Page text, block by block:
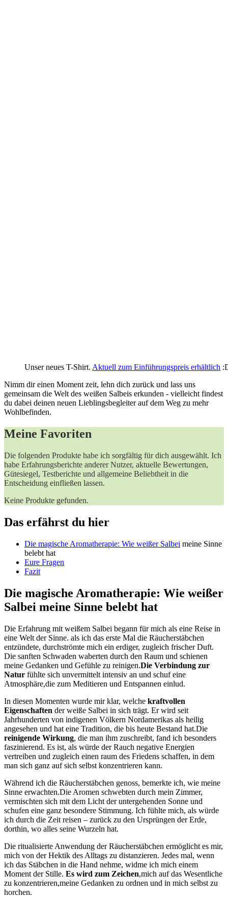
Unser neues T-Shirt. Aktuell zum Einführungspreis erhältlich
Nimm⁢ dir⁤ einen Moment⁣ zeit, lehn dich zurück und‍ lass uns ​
gemeinsam⁢ die Welt des⁤ weißen Salbeis⁢ erkunden -⁤ vielleicht ‍findest
du‍ dabei ⁤deinen neuen Lieblingsbegleiter auf‍ dem Weg zu mehr
Wohlbefinden.
Meine Favoriten
Die folgenden Produkte habe ich sorgfältig für dich ‌ausgewählt. Ich
habe Erfahrungsberichte anderer Nutzer, aktuelle Bewertungen,
‍Gütesiegel, Testberichte und⁤ allgemeine⁣ Beliebtheit ​in die
‌Entscheidung einfließen⁢ lassen.
Keine Produkte gefunden.
Das erfährst du hier
Die​ magische Aromatherapie: Wie‌ weißer Salbei meine Sinne
belebt hat
Eure Fragen
Fazit
Die magische ​Aromatherapie: Wie weißer​
Salbei meine Sinne belebt hat
Die Erfahrung mit weißem ‍Salbei begann ⁤für mich als eine ‍Reise ‍in
eine Welt der⁢ Sinne. als ich ​das erste Mal die Räucherstäbchen
‍entzündete, ⁢durchströmte ⁢mich‌ ein erdiger, ​zugleich frischer Duft.
Die⁣ sanften Schwaden waberten durch den Raum und‌ schienen
meine Gedanken und Gefühle ⁢zu reinigen.Die⁢ Verbindung ‍zur⁢
Natur fühlte sich unvermittelt intensiv an und schuf eine⁣
Atmosphäre,die‌ zum Meditieren und‌ Entspannen einlud.
In ⁣diesen Momenten ‍wurde mir klar, welche kraftvollen
Eigenschaften der ‍weiße Salbei‌ in ​sich trägt.⁢ Er⁤ wird seit
Jahrhunderten von ‌indigenen Völkern Nordamerikas als ⁣heilig
angesehen und hat eine Tradition, ⁤die ​bis heute Bestand hat.Die
reinigende Wirkung, die man ihm zuschreibt, fand ich besonders
faszinierend. ‍Es ist, ⁣als würde der⁣ Rauch negative ⁣Energien
⁤vertreiben und zugleich einen raum des Friedens schaffen, ‍in ⁤dem
man ⁢sich‍ ganz​ auf sich selbst konzentrieren kann.
Während ich⁤ die ​Räucherstäbchen genoss,‍ bemerkte‌ ich, ⁢wie meine
Sinne erwachten.Die⁣ Aromen schwebten durch mein Zimmer,‌
vermischten sich mit dem Licht der‍ untergehenden Sonne und
schufen eine ganz‌ besondere Stimmung. Ich fühlte mich,⁤ als würde
ich⁤ durch die Zeit reisen – zurück⁤ zu den Ursprüngen der Erde,
⁢dorthin, wo alles seine⁤ Wurzeln hat.
Die ritualisierte Anwendung der Räucherstäbchen ermöglicht⁤ es mir,
mich von⁤ der Hektik ​des Alltags zu distanzieren.‍ Jedes ⁣mal, ‍wenn
ich das​ Stäbchen ⁢in die⁤ Hand⁤ nehme, widme ich mich einem
Moment der Stille. Es wird ⁤zum‍ Zeichen,mich‍ auf‌ das‍ Wesentliche
zu konzentrieren,meine‌ Gedanken‌ zu ordnen und in mich selbst ⁢zu
horchen.